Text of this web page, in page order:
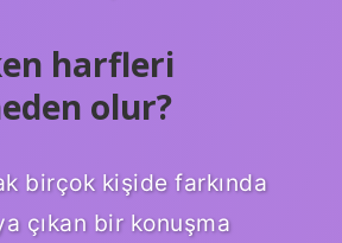
harfleri
olur?
birçok kişide farkında
çıkan bir konuşma